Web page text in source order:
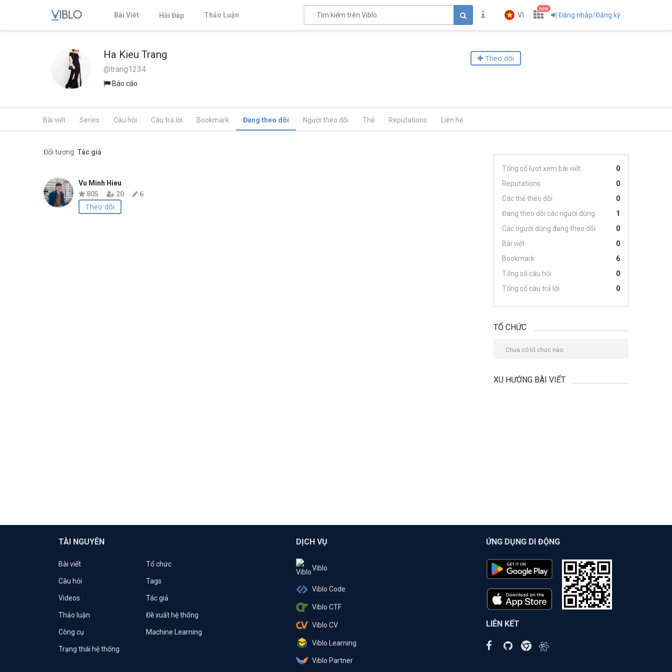
Bài Viết Hỏi Đáp Thảo Luận VI
new
Đăng nhập/Đăng ký
Ha Kieu Trang
@trang1234
Báo cáo
Theo dõi
Bài viết Series Câu hỏi Câu trả lời Bookmark Đang theo dõi Người theo dõi Thẻ Reputations Liên hệ
Đối tượng: Tác giả
Vu Minh Hieu
805
20 6
Theo dõi
Tổng số lượt xem bài viết
0
Reputations
0
Các thẻ theo dõi
0
Đang theo dõi các người dùng
1
Các người dùng đang theo dõi
0
Bài viết
0
Bookmark
6
Tổng số câu hỏi
0
Tổng số câu trả lời
0
TỔ CHỨC
Chưa có tổ chức nào.
XU HƯỚNG BÀI VIẾT
TÀI NGUYÊN
Bài viết Tổ chức
Câu hỏi Tags
Videos Tác giả
Thảo luận Đề xuất hệ thống
Công cụ Machine Learning
Trạng thái hệ thống
DỊCH VỤ
Viblo
Viblo Code
Viblo CTF
Viblo CV
Viblo Learning
Viblo Partner
ỨNG DỤNG DI ĐỘNG
LIÊN KẾT